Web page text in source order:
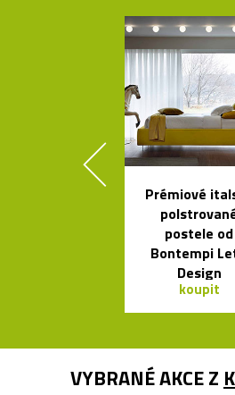
Prémiové
postele od
Bontempi
Design
koupit
VYBRANÉ AKCE Z